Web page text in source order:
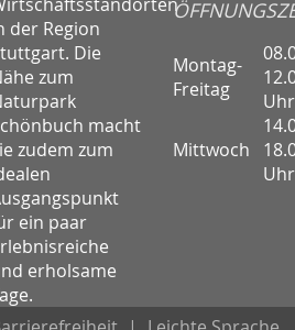
der Region
Die
zum
macht
zudem zum
ein paar
erholsame
Montag-
Freitag
Uhr
Mittwoch
Uhr